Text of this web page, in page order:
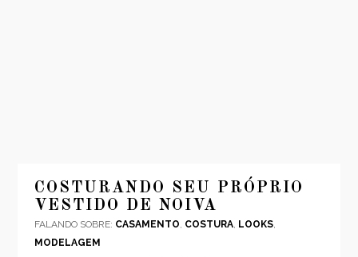
MODA
VIAGENS
LOOKS
COSTURANDO SEU PRÓPRIO
VESTIDO DE NOIVA
FALANDO SOBRE: CASAMENTO, COSTURA, LOOKS,
MODELAGEM